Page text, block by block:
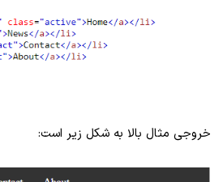
خروجی مثال بالا به شکل زیر است: